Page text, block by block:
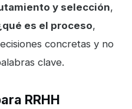
y selección,
es el proceso,
concretas y no
clave.
RRHH